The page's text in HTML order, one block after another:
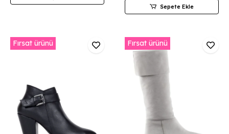
Sepete Ekle
Fırsat ürünü Fırsat ürünü